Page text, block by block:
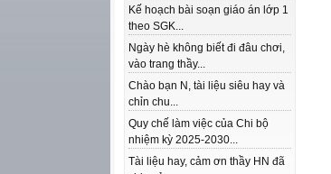
Kế hoạch bài soạn giáo án lớp 1
theo SGK...
Ngày hè không biết đi đâu chơi,
vào trang thầy...
Chào bạn N, tài liệu siêu hay và
chỉn chu...
Quy chế làm việc của Chi bộ
nhiệm kỳ 2025-2030...
Tài liệu hay, cảm ơn thầy HN đã